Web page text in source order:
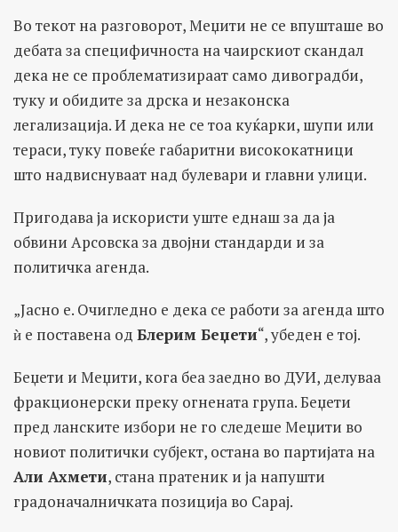
Во текот на разговорот, Меџити не се впушташе во
дебата за специфичноста на чаирскиот скандал
дека не се проблематизираат само дивоградби,
туку и обидите за дрска и незаконска
легализација. И дека не се тоа куќарки, шупи или
тераси, туку повеќе габаритни висококатници
што надвиснуваат над булевари и главни улици.
Пригодава ја искористи уште еднаш за да ја
обвини Арсовска за двојни стандарди и за
политичка агенда.
„Јасно е. Очигледно е дека се работи за агенда што
ѝ е поставена од Блерим Беџети“, убеден е тој.
Беџети и Меџити, кога беа заедно во ДУИ, делуваа
фракционерски преку огнената група. Беџети
пред ланските избори не го следеше Меџити во
новиот политички субјект, остана во партијата на
Али Ахмети, стана пратеник и ја напушти
градоначалничката позиција во Сарај.